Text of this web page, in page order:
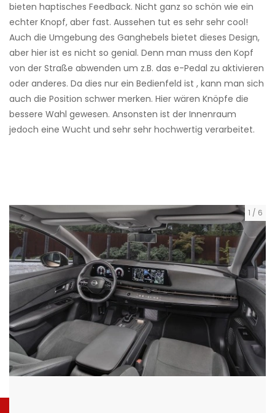
bieten haptisches Feedback. Nicht ganz so schön wie ein
echter Knopf, aber fast. Aussehen tut es sehr sehr cool!
Auch die Umgebung des Ganghebels bietet dieses Design,
aber hier ist es nicht so genial. Denn man muss den Kopf
von der Straße abwenden um z.B. das e-Pedal zu aktivieren
oder anderes. Da dies nur ein Bedienfeld ist , kann man sich
auch die Position schwer merken. Hier wären Knöpfe die
bessere Wahl gewesen. Ansonsten ist der Innenraum
jedoch eine Wucht und sehr sehr hochwertig verarbeitet.
1 / 6